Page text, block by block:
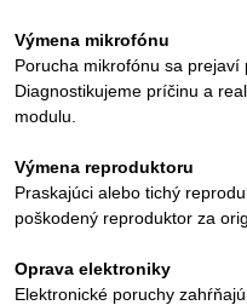
Výmena mikrofónu
Porucha mikrofónu sa prejaví
Diagnostikujeme príčinu a
modulu.
Výmena reproduktoru
Praskajúci alebo tichý
poškodený reproduktor za
Oprava elektroniky
Elektronické poruchy